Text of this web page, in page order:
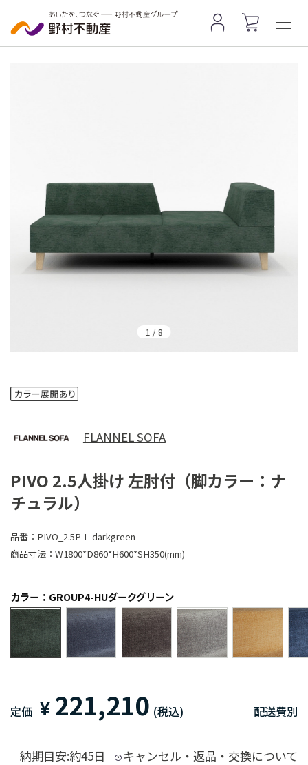
1 /8
FLANNEL SOFA
PIVO 2.5人掛け 左肘付（脚カラー：ナ
チュラル）
品番： PIVO_2.5P-L-darkgreen
商品寸法： W1800*D860*H600*SH350(mm)
カラー：GROUP4-HUダークグリーン
定価 ¥ 221,210 (税込) 配送費別
納期目安:約45日 キャンセル・返品・交換について